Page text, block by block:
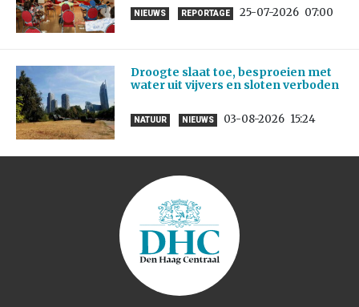
NIEUWS REPORTAGE 25-07-2026 07:00
Droogte slaat toe, besproeien met
water uit vijvers en sloten verboden
NATUUR NIEUWS 03-08-2026 15:24